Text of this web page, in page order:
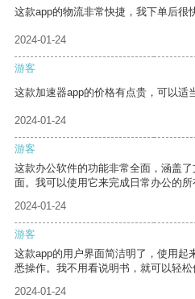
这款app的物流非常快捷，我下单后很
2024-01-24
游客
这款加速器app的价格有点贵，可以适
2024-01-24
游客
这款办公软件的功能非常全面，涵盖
面。我可以使用它来完成日常办公的所
2024-01-24
游客
这款app的用户界面简洁明了，使用起
悉操作。我不用看说明书，就可以轻松
2024-01-24